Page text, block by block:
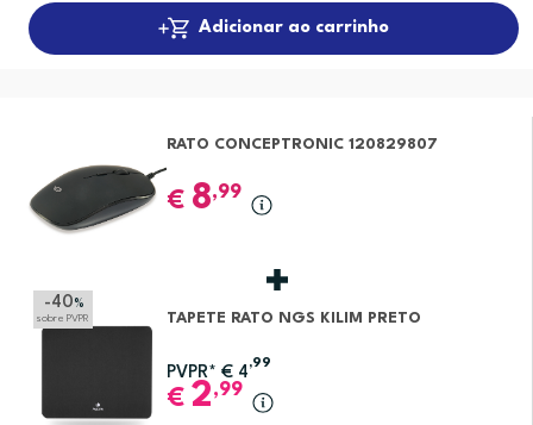
Adicionar ao carrinho
RATO CONCEPTRONIC 120829807
€ 8,99
-40 %
sobre PVPR TAPETE RATO NGS KILIM PRETO
PVPR* € 4
,99
€ 2,99